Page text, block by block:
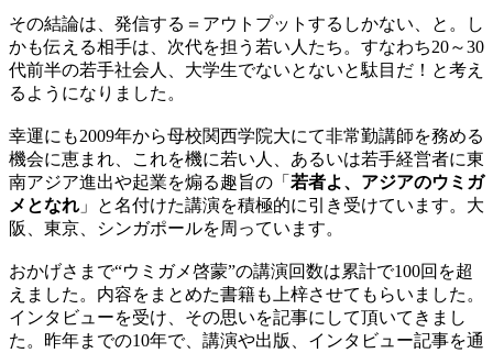
その結論は、発信する＝アウトプットするしかない、と。し
かも伝える相手は、次代を担う若い人たち。すなわち20～30
代前半の若手社会人、大学生でないとないと駄目だ！と考え
るようになりました。
幸運にも2009年から母校関西学院大にて非常勤講師を務める
機会に恵まれ、これを機に若い人、あるいは若手経営者に東
南アジア進出や起業を煽る趣旨の「 若者よ、アジアのウミガ
メとなれ 」と名付けた講演を積極的に引き受けています。大
阪、東京、シンガポールを周っています。
おかげさまで“ウミガメ啓蒙”の講演回数は累計で100回を超
えました。内容をまとめた書籍も上梓させてもらいました。
インタビューを受け、その思いを記事にして頂いてきまし
た。昨年までの10年で、講演や出版、インタビュー記事を通